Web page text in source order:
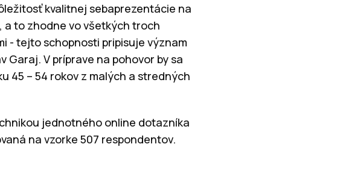
kvalitnej sebaprezentácie na
a to zhodne vo všetkých troch
- tejto schopnosti pripisuje význam
V príprave na pohovor by sa
45 – 54 rokov z malých a stredných
jednotného online dotazníka
na vzorke 507 respondentov.